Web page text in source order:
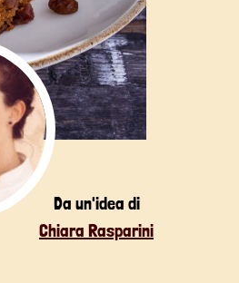
Da un'idea di
Chiara Rasparini